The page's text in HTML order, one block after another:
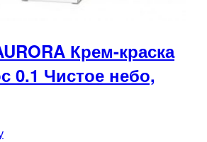
Крем-краска
0.1 Чистое небо,